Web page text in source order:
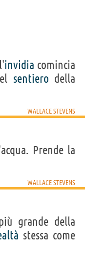
invidia comincia
sentiero della
WALLACE STEVENS
Prende la
WALLACE STEVENS
grande della
stessa come